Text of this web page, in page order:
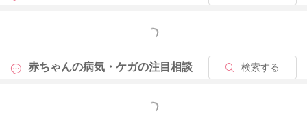
もっと見る
赤ちゃんの病気・ケガの注目相談 検索する
もっと見る